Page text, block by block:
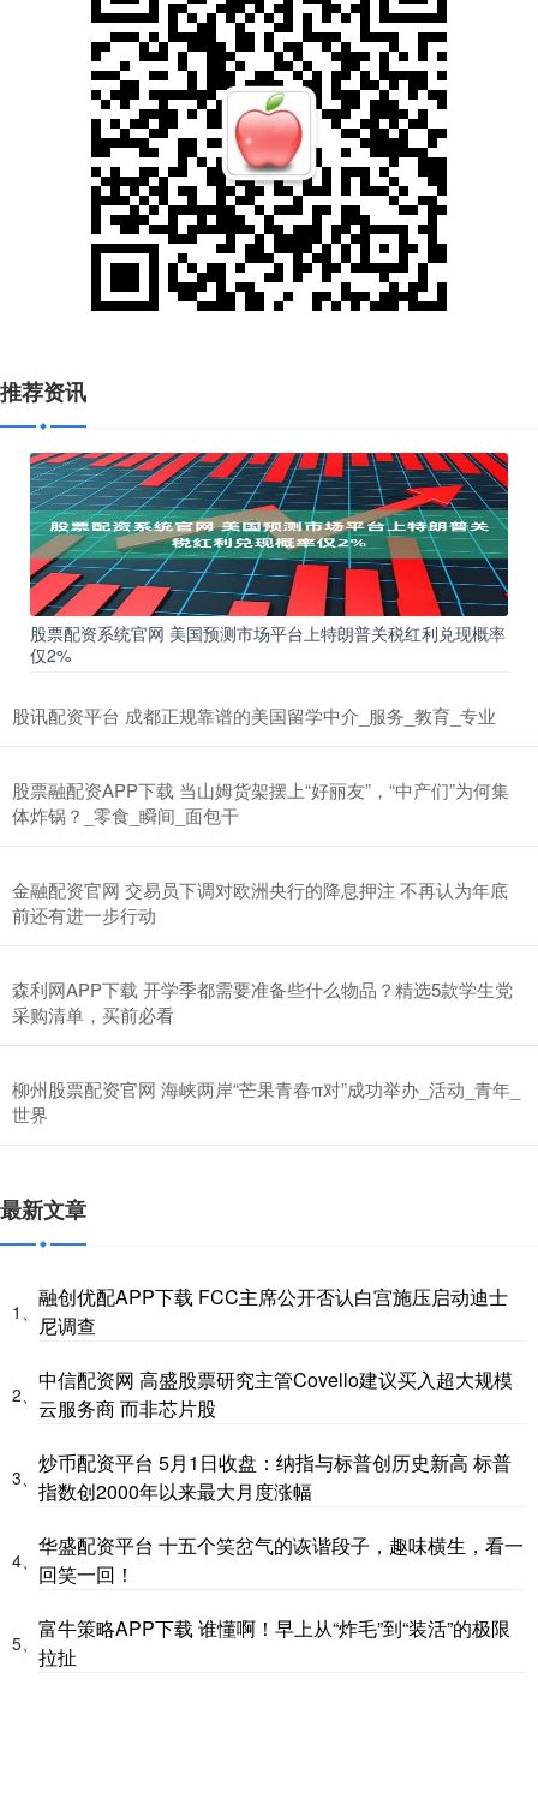
推荐资讯
股票配资系统官网 美国预测市场平台上特朗普关税红利兑现概率
仅2%
股讯配资平台 成都正规靠谱的美国留学中介_服务_教育_专业
股票融配资APP下载 当山姆货架摆上“好丽友”，“中产们”为何集
体炸锅？_零食_瞬间_面包干
金融配资官网 交易员下调对欧洲央行的降息押注 不再认为年底
前还有进一步行动
森利网APP下载 开学季都需要准备些什么物品？精选5款学生党
采购清单，买前必看
柳州股票配资官网 海峡两岸“芒果青春π对”成功举办_活动_青年_
世界
最新文章
1、
融创优配APP下载 FCC主席公开否认白宫施压启动迪士
尼调查
2、
中信配资网 高盛股票研究主管Covello建议买入超大规模
云服务商 而非芯片股
3、
炒币配资平台 5月1日收盘：纳指与标普创历史新高 标普
指数创2000年以来最大月度涨幅
4、
华盛配资平台 十五个笑岔气的诙谐段子，趣味横生，看一
回笑一回！
5、
富牛策略APP下载 谁懂啊！早上从“炸毛”到“装活”的极限
拉扯